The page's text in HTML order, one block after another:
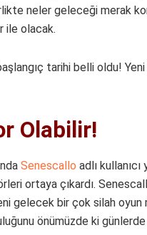
neler geleceği merak
ile olacak.
tarihi belli oldu!
Olabilir!
Senescallo adlı
ortaya çıkardı.
gelecek bir çok silah oyun
önümüzde ki